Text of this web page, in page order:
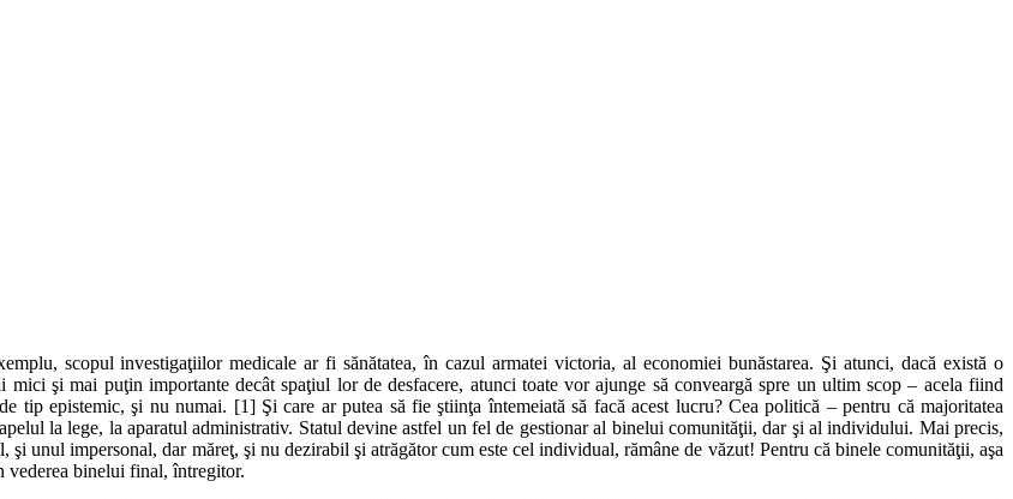
scopul investigaţiilor medicale ar fi sănătatea, în cazul armatei victoria, al economiei bunăstarea. Şi atunci, dacă există o
şi mai puţin importante decât spaţiul lor de desfacere, atunci toate vor ajunge să conveargă spre un ultim scop – acela fiind
tip epistemic, şi nu numai. [1] Şi care ar putea să fie ştiinţa întemeiată să facă acest lucru? Cea politică – pentru că majoritatea
la lege, la aparatul administrativ. Statul devine astfel un fel de gestionar al binelui comunităţii, dar şi al individului. Mai precis,
unul impersonal, dar măreţ, şi nu dezirabil şi atrăgător cum este cel individual, rămâne de văzut! Pentru că binele comunităţii, aşa
vederea binelui final, întregitor.